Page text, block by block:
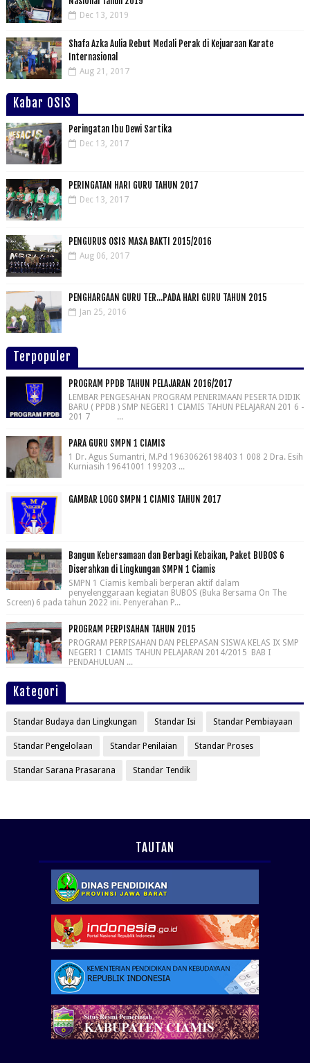
Dec 13, 2019
Shafa Azka Aulia Rebut Medali Perak di Kejuaraan Karate
Internasional
Aug 21, 2017
Kabar OSIS
Peringatan Ibu Dewi Sartika
Dec 13, 2017
PERINGATAN HARI GURU TAHUN 2017
Dec 13, 2017
PENGURUS OSIS MASA BAKTI 2015/2016
Aug 06, 2017
PENGHARGAAN GURU TER...PADA HARI GURU TAHUN 2015
Jan 25, 2016
Terpopuler
PROGRAM PPDB TAHUN PELAJARAN 2016/2017
LEMBAR PENGESAHAN PROGRAM PENERIMAAN PESERTA DIDIK
BARU ( PPDB ) SMP NEGERI 1 CIAMIS TAHUN PELAJARAN 201 6 -
201 7 ...
PARA GURU SMPN 1 CIAMIS
1 Dr. Agus Sumantri, M.Pd 19630626198403 1 008 2 Dra. Esih
Kurniasih 19641001 199203 ...
GAMBAR LOGO SMPN 1 CIAMIS TAHUN 2017
Bangun Kebersamaan dan Berbagi Kebaikan, Paket BUBOS 6
Diserahkan di Lingkungan SMPN 1 Ciamis
SMPN 1 Ciamis kembali berperan aktif dalam
penyelenggaraan kegiatan BUBOS (Buka Bersama On The
Screen) 6 pada tahun 2022 ini. Penyerahan P...
PROGRAM PERPISAHAN TAHUN 2015
PROGRAM PERPISAHAN DAN PELEPASAN SISWA KELAS IX SMP
NEGERI 1 CIAMIS TAHUN PELAJARAN 2014/2015 BAB I
PENDAHULUAN ...
Kategori
Standar Budaya dan Lingkungan Standar Isi Standar Pembiayaan
Standar Pengelolaan Standar Penilaian Standar Proses
Standar Sarana Prasarana Standar Tendik
TAUTAN